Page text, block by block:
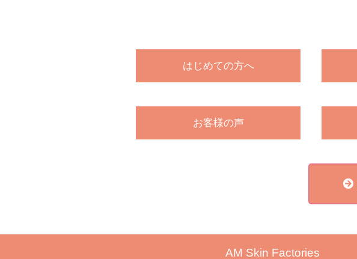
はじめての方へ
お客様の声
AM Skin Factories